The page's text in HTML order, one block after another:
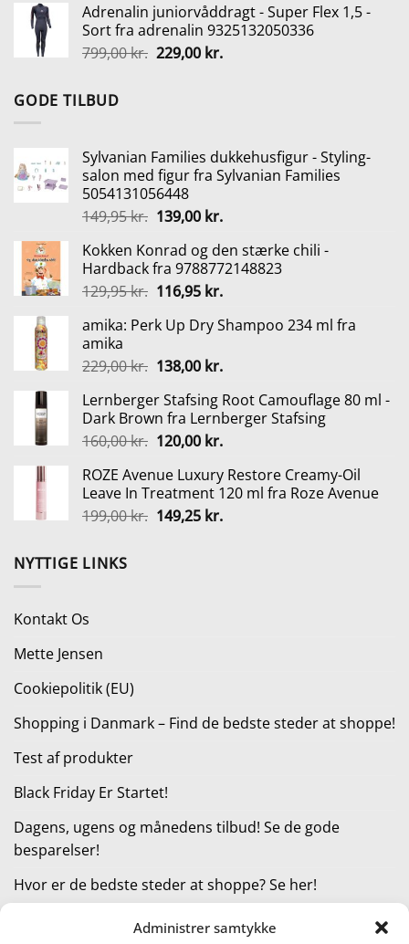
Administrer samtykke
pris
var:
219,95 kr..
pris
er:
164,95 kr..
Adrenalin juniorvåddragt - Super Flex 1,5 -
Sort fra adrenalin 9325132050336
799,00kr. Den
229,00 kr.Den
GODE TILBUD
Sylvanian Families dukkehusfigur - Styling-
salon med figur fra Sylvanian Families
5054131056448
149,95kr. Den
pris
var:
149,95 kr..
139,00 kr.Den
pris
er:
139,00 kr..
Kokken Konrad og den stærke chili -
Hardback fra 9788772148823
129,95kr. Den
pris
129,95 kr..
116,95 kr.Den
pris
116,95 kr..
amika: Perk Up Dry Shampoo 234 ml fra
amika
229,00kr. Den
pris
var:
229,00 kr..
138,00 kr.Den
pris
er:
138,00 kr..
Lernberger Stafsing Root Camouflage 80 ml -
Dark Brown fra Lernberger Stafsing
160,00kr. Den
pris
var:
160,00 kr..
120,00 kr.Den
pris
er:
120,00 kr..
ROZE Avenue Luxury Restore Creamy-Oil
Leave In Treatment 120 ml fra Roze Avenue
199,00kr. Den
149,25 kr.Den
NYTTIGE LINKS
Kontakt Os
Mette Jensen
Cookiepolitik (EU)
Shopping i Danmark – Find de bedste steder at shoppe!
Test af produkter
Black Friday Er Startet!
Dagens, ugens og månedens tilbud! Se de gode
besparelser!
Hvor er de bedste steder at shoppe? Se her!